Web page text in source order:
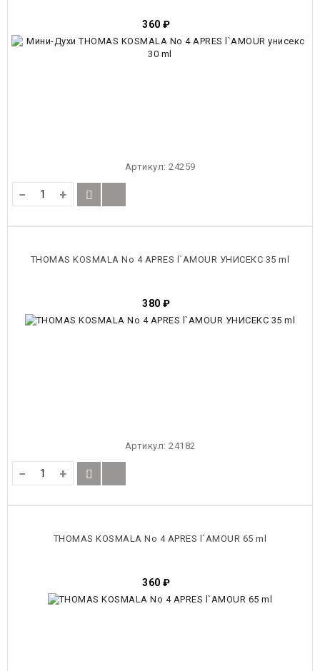
360 ₽
Артикул: 24259
− +
THOMAS KOSMALA No 4 APRES l`AMOUR УНИСЕКС 35 ml
380 ₽
Артикул: 24182
− +
THOMAS KOSMALA No 4 APRES l`AMOUR 65 ml
360 ₽